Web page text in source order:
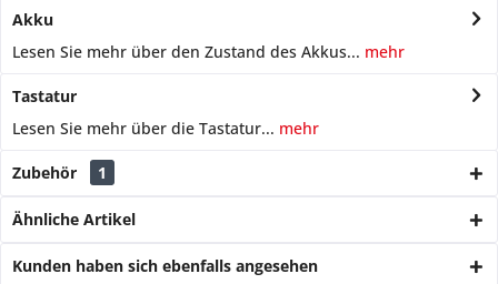
Akku
Lesen Sie mehr über den Zustand des Akkus... mehr
Tastatur
Lesen Sie mehr über die Tastatur... mehr
Zubehör 1
Ähnliche Artikel
Kunden haben sich ebenfalls angesehen